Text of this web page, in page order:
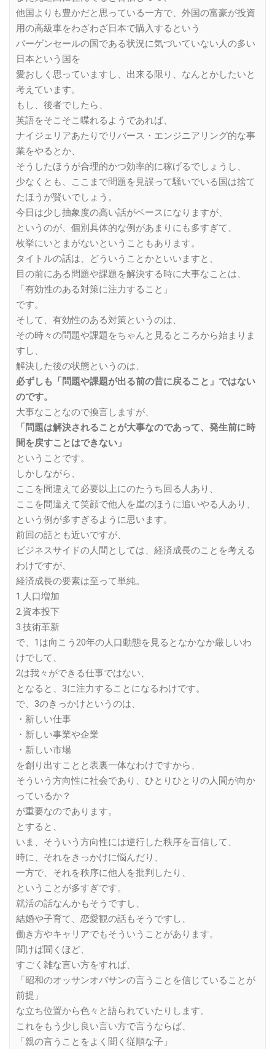
他国よりも豊かだと思っている一方で、外国の富豪が投資
用の高級車をわざわざ日本で購入するという
バーゲンセールの国である状況に気づいていない人の多い
日本という国を
愛おしく思っていますし、出来る限り、なんとかしたいと
考えています。
もし、後者でしたら、
英語をそこそこ喋れるようであれば、
ナイジェリアあたりでリバース・エンジニアリング的な事
業をやるとか、
そうしたほうが合理的かつ効率的に稼げるでしょうし、
少なくとも、ここまで問題を見誤って騒いでいる国は捨て
たほうが賢いでしょう。
今日は少し抽象度の高い話がベースになりますが、
というのが、個別具体的な例があまりにも多すぎて、
枚挙にいとまがないということもあります。
タイトルの話は、どういうことかといいますと、
目の前にある問題や課題を解決する時に大事なことは、
「有効性のある対策に注力すること」
です。
そして、有効性のある対策というのは、
その時々の問題や課題をちゃんと見るところから始まりま
すし、
解決した後の状態というのは、
必ずしも「問題や課題が出る前の昔に戻ること」ではない
のです。
大事なことなので換言しますが、
「問題は解決されることが大事なのであって、発生前に時
間を戻すことはできない」
ということです。
しかしながら、
ここを間違えて必要以上にのたうち回る人あり、
ここを間違えて笑顔で他人を崖のほうに追いやる人あり、
という例が多すぎるように思います。
前回の話とも近いですが、
ビジネスサイドの人間としては、経済成長のことを考える
わけですが、
経済成長の要素は至って単純。
1.人口増加
2.資本投下
3.技術革新
で、1は向こう20年の人口動態を見るとなかなか厳しいわ
けでして、
2は我々ができる仕事ではない、
となると、3に注力することになるわけです。
で、3のきっかけというのは、
・新しい仕事
・新しい事業や企業
・新しい市場
を創り出すことと表裏一体なわけですから、
そういう方向性に社会であり、ひとりひとりの人間が向か
っているか？
が重要なのであります。
とすると、
いま、そういう方向性には逆行した秩序を盲信して、
時に、それをきっかけに悩んだり、
一方で、それを秩序に他人を批判したり、
ということが多すぎです。
就活の話なんかもそうですし、
結婚や子育て、恋愛観の話もそうですし、
働き方やキャリアでもそういうことがあります。
聞けば聞くほど、
すごく雑な言い方をすれば、
「昭和のオッサンオバサンの言うことを信じていることが
前提」
な立ち位置から色々と語られていたりします。
これをもう少し良い言い方で言うならば、
「親の言うことをよく聞く従順な子」